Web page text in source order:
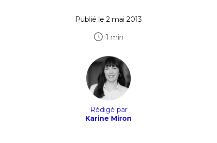
Publié le 2 mai 2013
1 min
Rédigé par
Karine Miron